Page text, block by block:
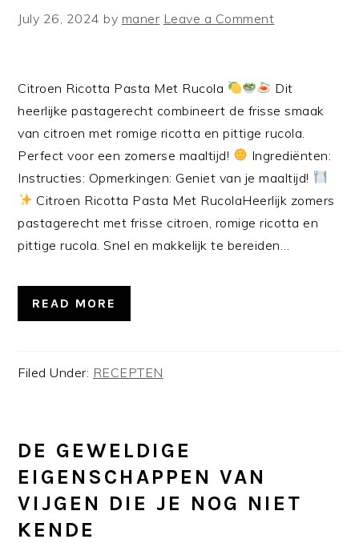
July 26, 2024 by maner Leave a Comment
Citroen Ricotta Pasta Met Rucola
Dit
heerlijke pastagerecht combineert de frisse smaak
van citroen met romige ricotta en pittige rucola.
Perfect voor een zomerse maaltijd!
Ingrediënten:
Instructies: Opmerkingen: Geniet van je maaltijd!
Citroen Ricotta Pasta Met RucolaHeerlijk zomers
pastagerecht met frisse citroen, romige ricotta en
pittige rucola. Snel en makkelijk te bereiden…
READ MORE
Filed Under: RECEPTEN
DE GEWELDIGE
EIGENSCHAPPEN VAN
VIJGEN DIE JE NOG NIET
KENDE